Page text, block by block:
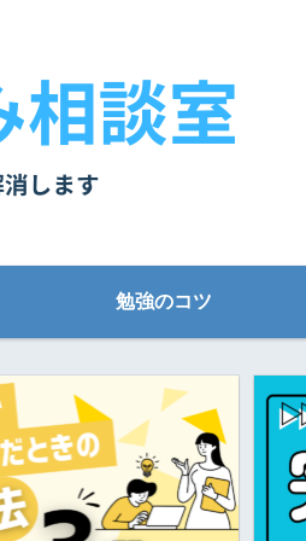
勉強のコツ